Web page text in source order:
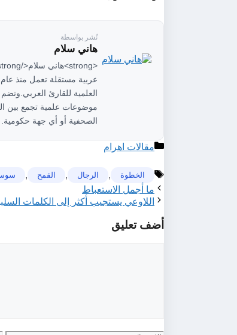
نُشر بواسطة
هاني سلام
العلمية للقارئ
موضوعات علمية تجمع بين
الصحفية أو أي جهة حكومية.
التصنيفات
مقالات اهرام
الوسومﺍﻟﺨﻄﻮﺓ , الرجال , ﺍﻟﻘﻤﺢ ,
ﻣﺎ ﺃﺟﻤﻞ ﺍﻻﺳﺘﻌﺒﺎﻁ
ﺍﻟﻼﻭﻋﻲ ﻳﺴﺘﺠﻴﺐ ﺃﻛﺜﺮ ﺇﻟﻰ ﺍﻟﻜﻠﻤﺎﺕ
أضف تعليق